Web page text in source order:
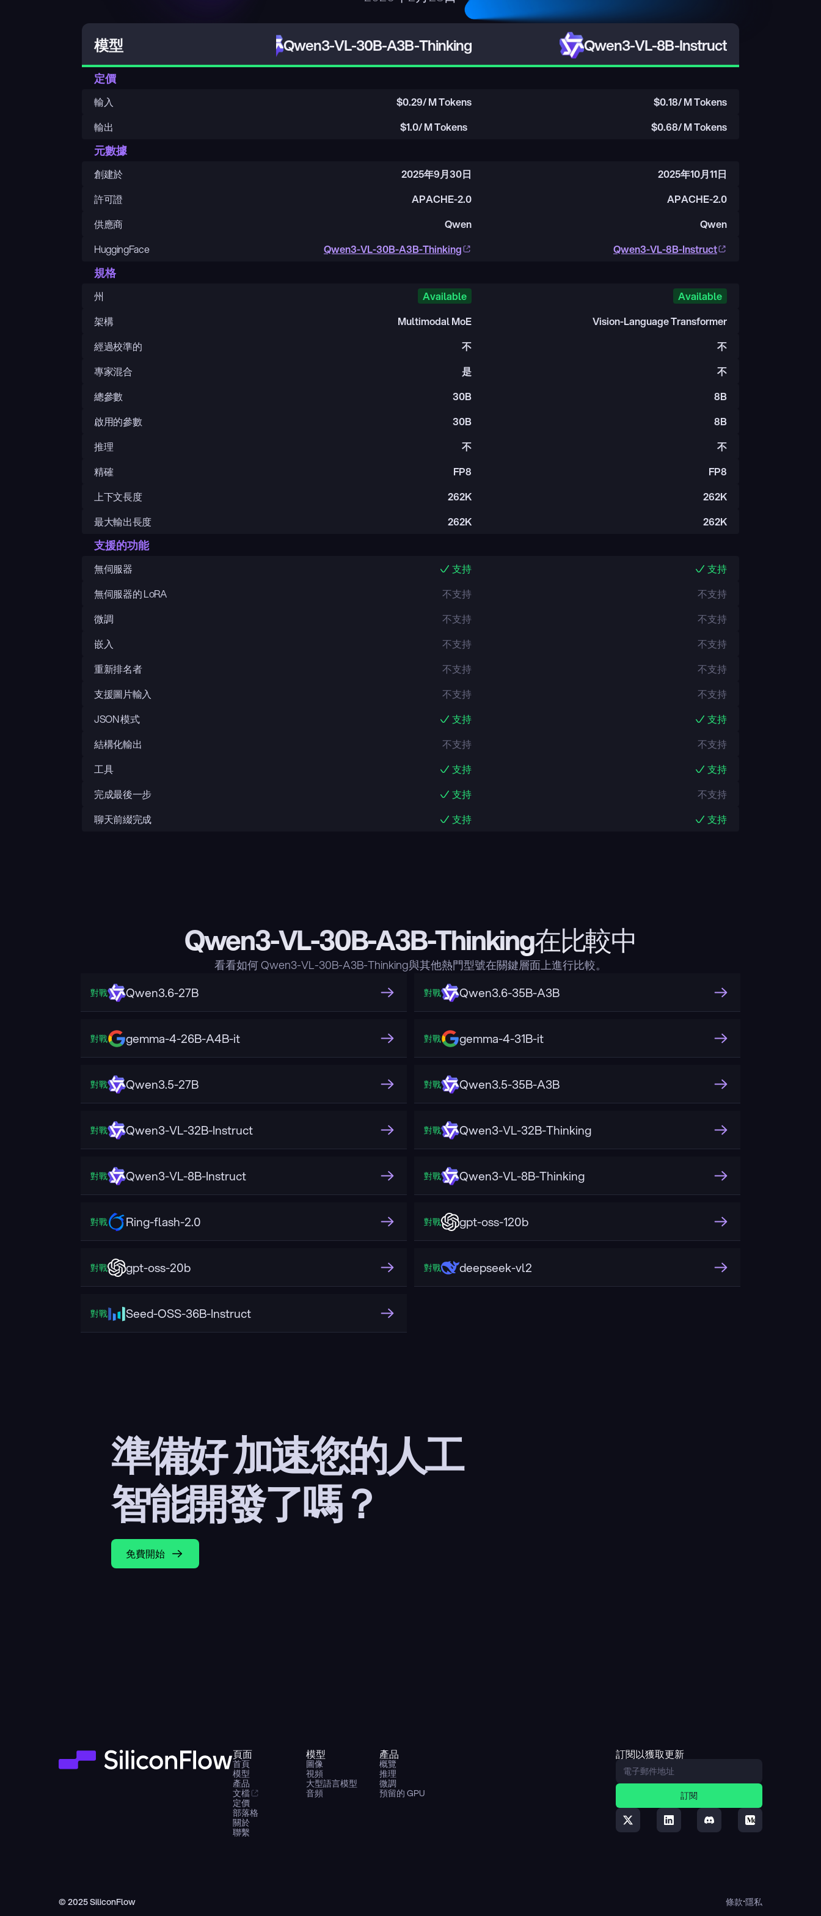
模型 Qwen3-VL-30B-A3B-Thinking Qwen3-VL-8B-Instruct
定價
輸入 $0.29/ M Tokens $0.18/ M Tokens
輸出
$1.0/ M Tokens $0.68/ M Tokens
元數據
創建於 2025年9月30日
2025年10月11日
許可證
APACHE-2.0
APACHE-2.0
供應商
Qwen
Qwen
HuggingFace
Qwen3-VL-30B-A3B-Thinking Qwen3-VL-8B-Instruct
規格
州 Available
Available
架構
Multimodal MoE
Vision-Language Transformer
經過校準的
不
不
專家混合
是
不
總參數
30B
8B
啟用的參數
30B
8B
推理
不
不
精確
FP8
FP8
上下文長度
262K
262K
最大輸出長度
262K 262K
支援的功能
無伺服器 支持
支持
無伺服器的 LoRA
不支持
不支持
微調
不支持
不支持
嵌入
不支持
不支持
重新排名者
不支持
不支持
支援圖片輸入
不支持
不支持
JSON 模式
支持
支持
結構化輸出
不支持
不支持
工具
支持
支持
完成最後一步
支持
不支持
聊天前綴完成
支持 支持
Qwen3-VL-30B-A3B-Thinking在比較中
看看如何 Qwen3-VL-30B-A3B-Thinking與其他熱門型號在關鍵層面上進行比較。
對戰 Qwen3.6-27B 對戰 Qwen3.6-35B-A3B
對戰 gemma-4-26B-A4B-it 對戰 gemma-4-31B-it
對戰 Qwen3.5-27B 對戰 Qwen3.5-35B-A3B
對戰 Qwen3-VL-32B-Instruct 對戰 Qwen3-VL-32B-Thinking
對戰 Qwen3-VL-8B-Instruct 對戰 Qwen3-VL-8B-Thinking
對戰 Ring-flash-2.0 對戰 gpt-oss-120b
對戰 gpt-oss-20b 對戰 deepseek-vl2
對戰 Seed-OSS-36B-Instruct
準備好 加速您的人工
智能開發了嗎？
免費開始
頁面
首頁
模型
產品
文檔
定價
部落格
關於
聯繫
模型
圖像
視頻
大型語言模型
音頻
產品
概覽
推理
微調
預留的 GPU
訂閱以獲取更新
訂閱
© 2025 SiliconFlow 條款·隱私